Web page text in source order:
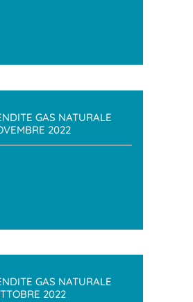
GAS NATURALE
2022
GAS NATURALE
2022